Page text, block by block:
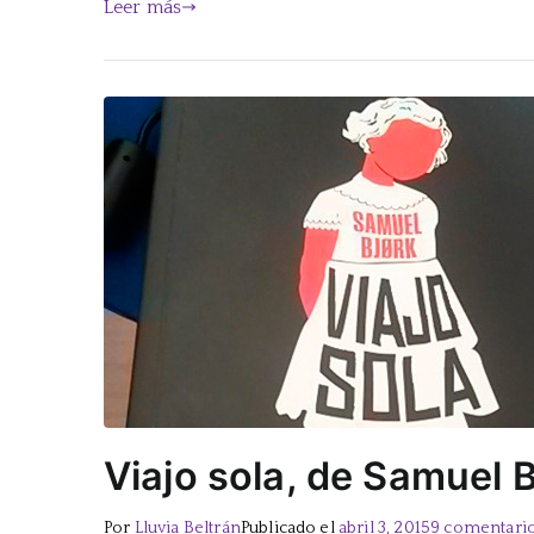
Leer más
Viajo sola, de Samuel
Por Lluvia BeltránPublicado el abril 3, 20159